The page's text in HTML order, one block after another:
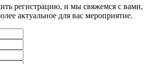
регистрацию, и мы свяжемся с вами,
актуальное для вас мероприятие.